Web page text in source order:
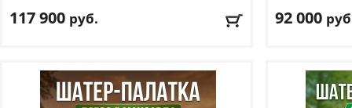
117 900 руб.
Доставка:
БЕСПЛАТНО, 1-2 дня
92 000
Доставка: